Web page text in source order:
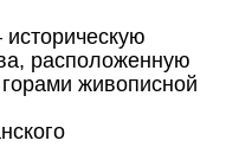
расположенную
живописной